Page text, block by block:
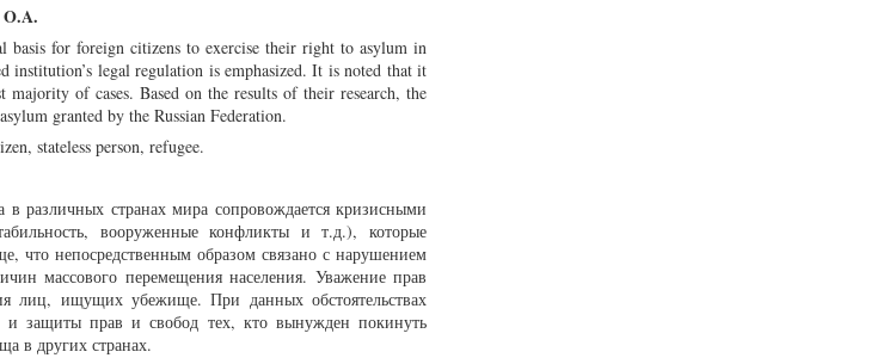
O.A.
basis for foreign citizens to exercise their right to asylum in
legal regulation is emphasized. It is noted that it
of cases. Based on the results of their research, the
granted by the Russian Federation.
stateless person, refugee.
в различных странах мира сопровождается кризисными
вооруженные конфликты и т.д.), которые
что непосредственным образом связано с нарушением
массового перемещения населения. Уважение прав
лиц, ищущих убежище. При данных обстоятельствах
и защиты прав и свобод тех, кто вынужден покинуть
в других странах.